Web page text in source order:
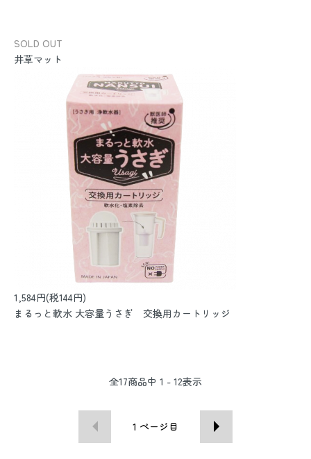
SOLD OUT
井草マット
1,584円(税144円)
まるっと軟水 大容量うさぎ 交換用カートリッジ
全17商品中 1 - 12表示
1 ページ目